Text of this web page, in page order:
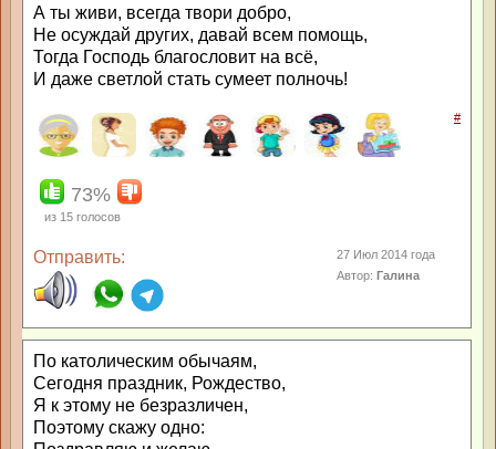
А ты живи, всегда твори добро,
Не осуждай других, давай всем помощь,
Тогда Господь благословит на всё,
И даже светлой стать сумеет полночь!
#
73%
из 15 голосов
Отправить:
27 Июл 2014 года
Автор:Галина
По католическим обычаям,
Сегодня праздник, Рождество,
Я к этому не безразличен,
Поэтому скажу одно: